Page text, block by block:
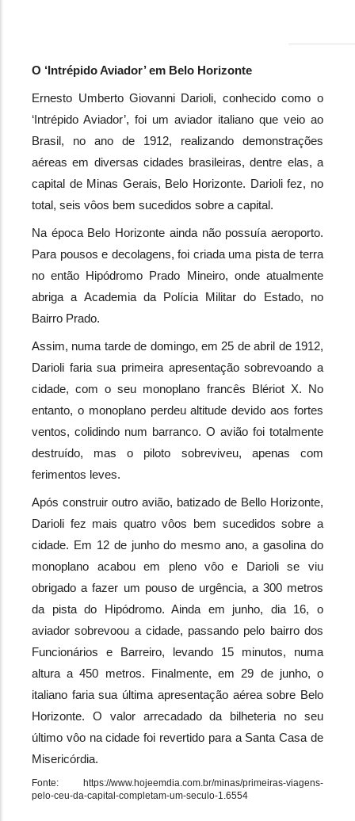
O ‘Intrépido Aviador’ em Belo Horizonte
Ernesto Umberto Giovanni Darioli, conhecido como o
‘Intrépido Aviador’, foi um aviador italiano que veio ao
Brasil, no ano de 1912, realizando demonstrações
aéreas em diversas cidades brasileiras, dentre elas, a
capital de Minas Gerais, Belo Horizonte. Darioli fez, no
total, seis vôos bem sucedidos sobre a capital.
Na época Belo Horizonte ainda não possuía aeroporto.
Para pousos e decolagens, foi criada uma pista de terra
no então Hipódromo Prado Mineiro, onde atualmente
abriga a Academia da Polícia Militar do Estado, no
Bairro Prado.
Assim, numa tarde de domingo, em 25 de abril de 1912,
Darioli faria sua primeira apresentação sobrevoando a
cidade, com o seu monoplano francês Blériot X. No
entanto, o monoplano perdeu altitude devido aos fortes
ventos, colidindo num barranco. O avião foi totalmente
destruído, mas o piloto sobreviveu, apenas com
ferimentos leves.
Após construir outro avião, batizado de Bello Horizonte,
Darioli fez mais quatro vôos bem sucedidos sobre a
cidade. Em 12 de junho do mesmo ano, a gasolina do
monoplano acabou em pleno vôo e Darioli se viu
obrigado a fazer um pouso de urgência, a 300 metros
da pista do Hipódromo. Ainda em junho, dia 16, o
aviador sobrevoou a cidade, passando pelo bairro dos
Funcionários e Barreiro, levando 15 minutos, numa
altura a 450 metros. Finalmente, em 29 de junho, o
italiano faria sua última apresentação aérea sobre Belo
Horizonte. O valor arrecadado da bilheteria no seu
último vôo na cidade foi revertido para a Santa Casa de
Misericórdia.
Fonte: https://www.hojeemdia.com.br/minas/primeiras-viagens-
pelo-ceu-da-capital-completam-um-seculo-1.6554